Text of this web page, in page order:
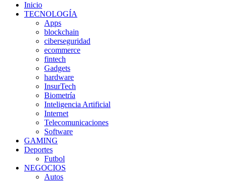
Inicio
TECNOLOGÍA
Apps
blockchain
ciberseguridad
ecommerce
fintech
Gadgets
hardware
InsurTech
Biometría
Inteligencia Artificial
Internet
Telecomunicaciones
Software
GAMING
Deportes
Futbol
NEGOCIOS
Autos